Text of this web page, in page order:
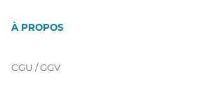
À PROPOS
CGU / GGV